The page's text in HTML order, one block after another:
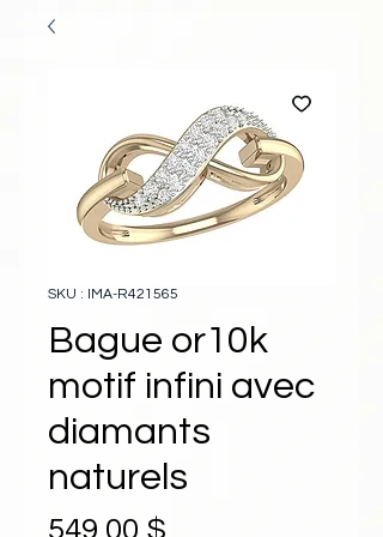
SKU : IMA-R421565
Bague or10k
motif infini avec
diamants
naturels
549,00 $